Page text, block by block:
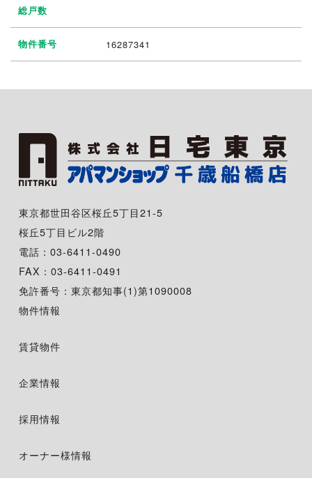
総戸数
物件番号 16287341
東京都世田谷区桜丘5丁目21-5
桜丘5丁目ビル2階
電話：03-6411-0490
FAX：03-6411-0491
免許番号：東京都知事(1)第1090008
物件情報
賃貸物件
企業情報
採用情報
オーナー様情報